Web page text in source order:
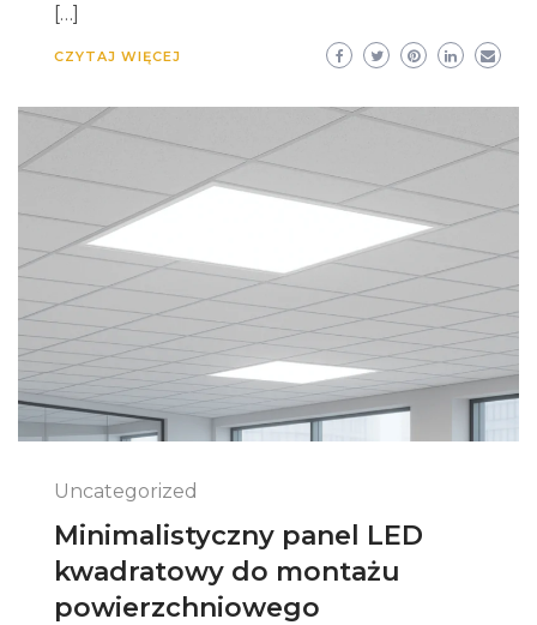
[…]
CZYTAJ WIĘCEJ
Uncategorized
Minimalistyczny panel LED
kwadratowy do montażu
powierzchniowego